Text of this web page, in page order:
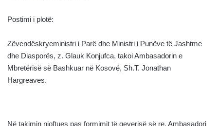
Postimi i plotë:
Zëvendëskryeministri i Parë dhe Ministri i Punëve të Jashtme
dhe Diasporës, z. Glauk Konjufca, takoi Ambasadorin e
Mbretërisë së Bashkuar në Kosovë, Sh.T. Jonathan
Hargreaves.
Në takimin njoftues pas formimit të qeverisë së re, Ambasadori